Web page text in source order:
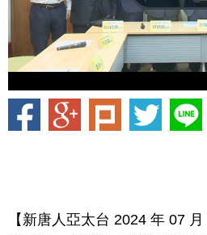
【新唐人亞太台 2024 年 07